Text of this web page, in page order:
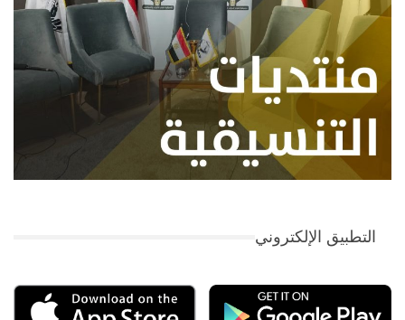
التطبيق الإلكتروني